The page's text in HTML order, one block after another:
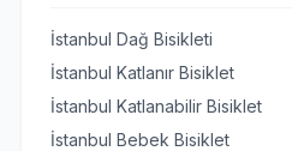
İstanbul Dağ Bisikleti
İstanbul Katlanır Bisiklet
İstanbul Katlanabilir Bisiklet
İstanbul Bebek Bisiklet